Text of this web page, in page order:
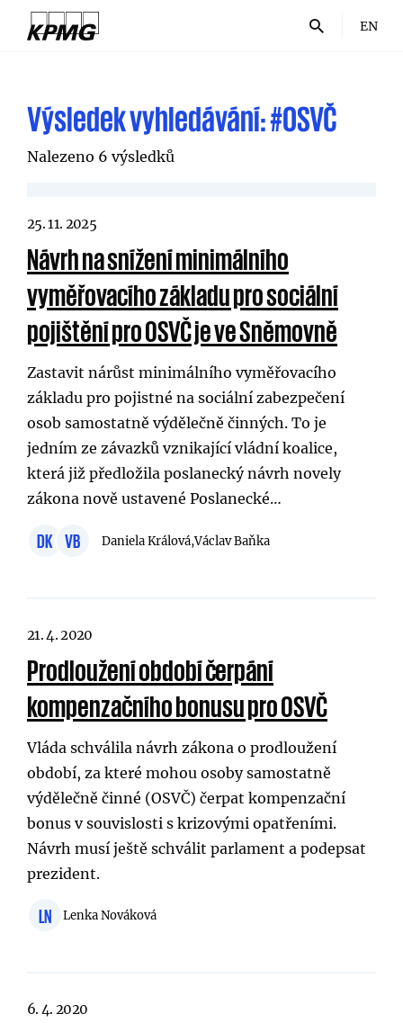
EN
Výsledek vyhledávání:#OSVČ
Nalezeno 6 výsledků
25. 11. 2025
Návrh na snížení minimálního
vyměřovacího základu pro sociální
pojištění pro OSVČ je ve Sněmovně
Zastavit nárůst minimálního vyměřovacího
základu pro pojistné na sociální zabezpečení
osob samostatně výdělečně činných. To je
jedním ze závazků vznikající vládní koalice,
která již předložila poslanecký návrh novely
zákona nově ustavené Poslanecké…
DK VB Daniela Králová,Václav Baňka
21. 4. 2020
Prodloužení období čerpání
kompenzačního bonusu pro OSVČ
Vláda schválila návrh zákona o prodloužení
období, za které mohou osoby samostatně
výdělečně činné (OSVČ) čerpat kompenzační
bonus v souvislosti s krizovými opatřeními.
Návrh musí ještě schválit parlament a podepsat
prezident.
LN Lenka Nováková
6. 4. 2020